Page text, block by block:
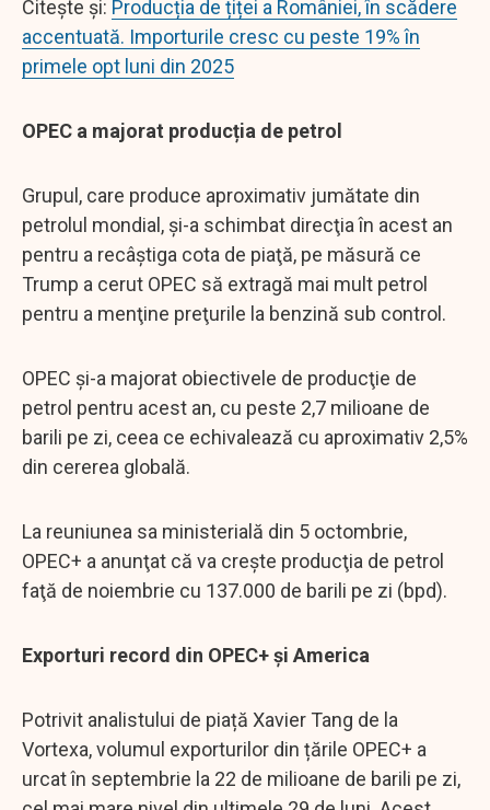
Citește și: Producția de țiței a României, în scădere
accentuată. Importurile cresc cu peste 19% în
primele opt luni din 2025
OPEC a majorat producția de petrol
Grupul, care produce aproximativ jumătate din
petrolul mondial, şi-a schimbat direcţia în acest an
pentru a recâştiga cota de piaţă, pe măsură ce
Trump a cerut OPEC să extragă mai mult petrol
pentru a menţine preţurile la benzină sub control.
OPEC şi-a majorat obiectivele de producţie de
petrol pentru acest an, cu peste 2,7 milioane de
barili pe zi, ceea ce echivalează cu aproximativ 2,5%
din cererea globală.
La reuniunea sa ministerială din 5 octombrie,
OPEC+ a anunţat că va creşte producţia de petrol
faţă de noiembrie cu 137.000 de barili pe zi (bpd).
Exporturi record din OPEC+ și America
Potrivit analistului de piață Xavier Tang de la
Vortexa, volumul exporturilor din țările OPEC+ a
urcat în septembrie la 22 de milioane de barili pe zi,